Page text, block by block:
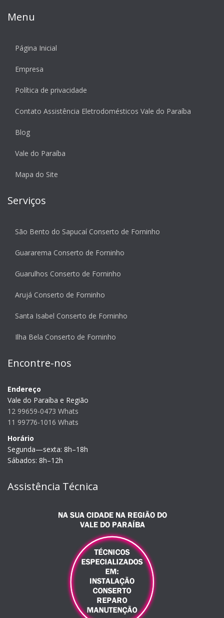
Menu
Página Inicial
Empresa
Política de privacidade
Contato Assistência Eletrodomésticos Vale do Paraíba
Blog
Vale do Paraíba
Mapa do Site
Serviços
São Bento do Sapucaí Conserto de Forninho
Guararema Conserto de Forninho
Guarulhos Conserto de Forninho
Arujá Conserto de Forninho
Santa Isabel Conserto de Forninho
Ilha Bela Conserto de Forninho
Encontre-nos
Endereço
Vale do Paraíba e Região
12 99659-0473 Whats
11 99776-1016 Whats
Horário
Segunda—sexta: 8h–18h
Sábados: 8h–12h
Assistência Técnica